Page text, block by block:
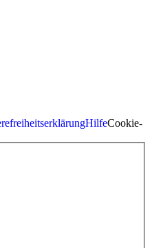
HilfeCookie-